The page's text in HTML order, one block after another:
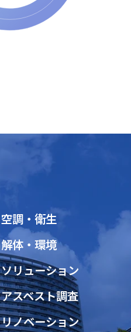
空調・衛生
解体・環境
ソリューション
アスベスト調査
リノベーション